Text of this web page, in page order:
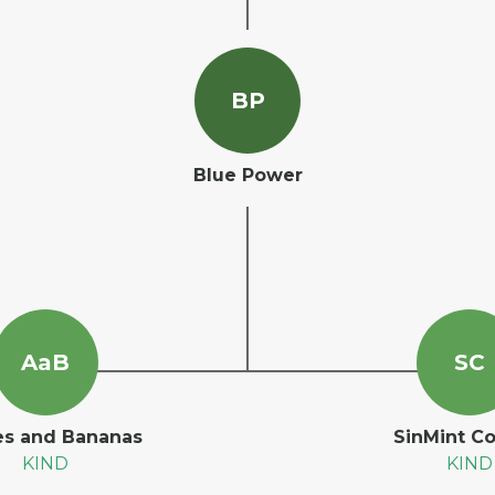
BP
Blue Power
AaB
and Bananas
KIND
SC
SinMint
KIND